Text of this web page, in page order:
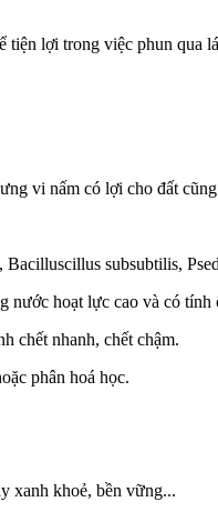
lợi trong việc phun
vi nấm có lợi cho đất
subsubtilis,
nước hoạt lực cao và có
chết nhanh, chết chậm.
phân hoá học.
xanh khoẻ, bền vững...